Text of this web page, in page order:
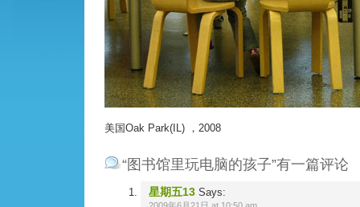
美国Oak Park(IL) ，2008
“图书馆里玩电脑的孩子”有一篇评论
星期五13 Says: